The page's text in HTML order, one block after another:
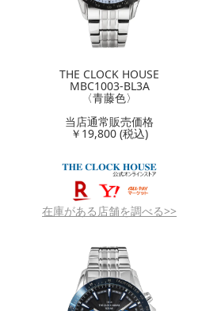
THE CLOCK HOUSE
MBC1003-BL3A
〈青藤色〉
当店通常販売価格
￥19,800 (税込)
在庫がある店舗を調べる>>